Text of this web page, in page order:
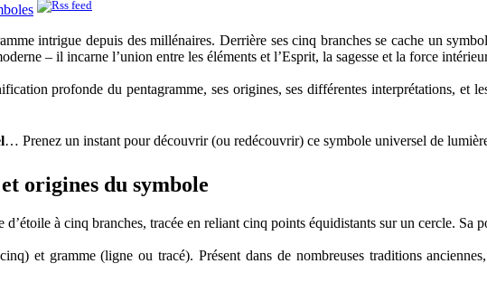
intrigue depuis des millénaires. Derrière ses cinq branches se cache un
– il incarne l’union entre les éléments et l’Esprit, la sagesse et la force
profonde du pentagramme, ses origines, ses différentes interprétations, et
… Prenez un instant pour découvrir (ou redécouvrir) ce symbole universel de
origines du symbole
à cinq branches, tracée en reliant cinq points équidistants sur un cercle. Sa
et gramme (ligne ou tracé). Présent dans de nombreuses traditions